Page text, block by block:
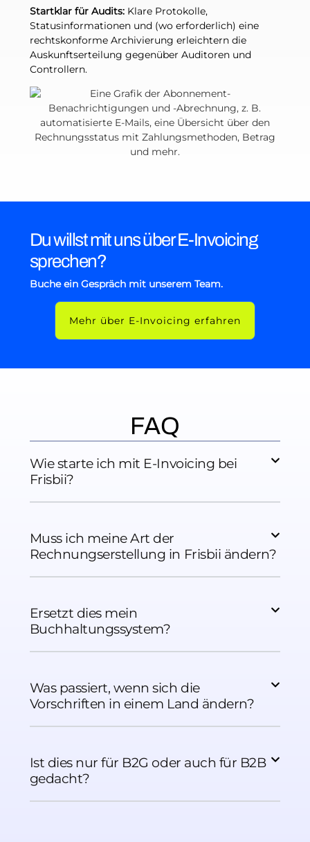
Startklar für Audits:Klare Protokolle,
Statusinformationen und (wo erforderlich) eine
rechtskonforme Archivierung erleichtern die
Auskunftserteilung gegenüber Auditoren und
Controllern.
Du willst mit uns über E-Invoicing
sprechen?
Buche ein Gespräch mit unserem Team.
Mehr über E-Invoicing erfahren
FAQ
Wie starte ich mit E-Invoicing bei
Frisbii?
Muss ich meine Art der
Rechnungserstellung in Frisbii ändern?
Ersetzt dies mein
Buchhaltungssystem?
Was passiert, wenn sich die
Vorschriften in einem Land ändern?
Ist dies nur für B2G oder auch für B2B
gedacht?